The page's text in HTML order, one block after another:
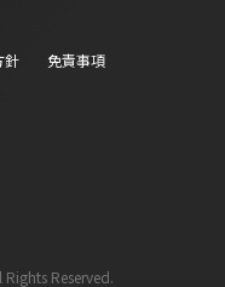
針 免責事項
Reserved.